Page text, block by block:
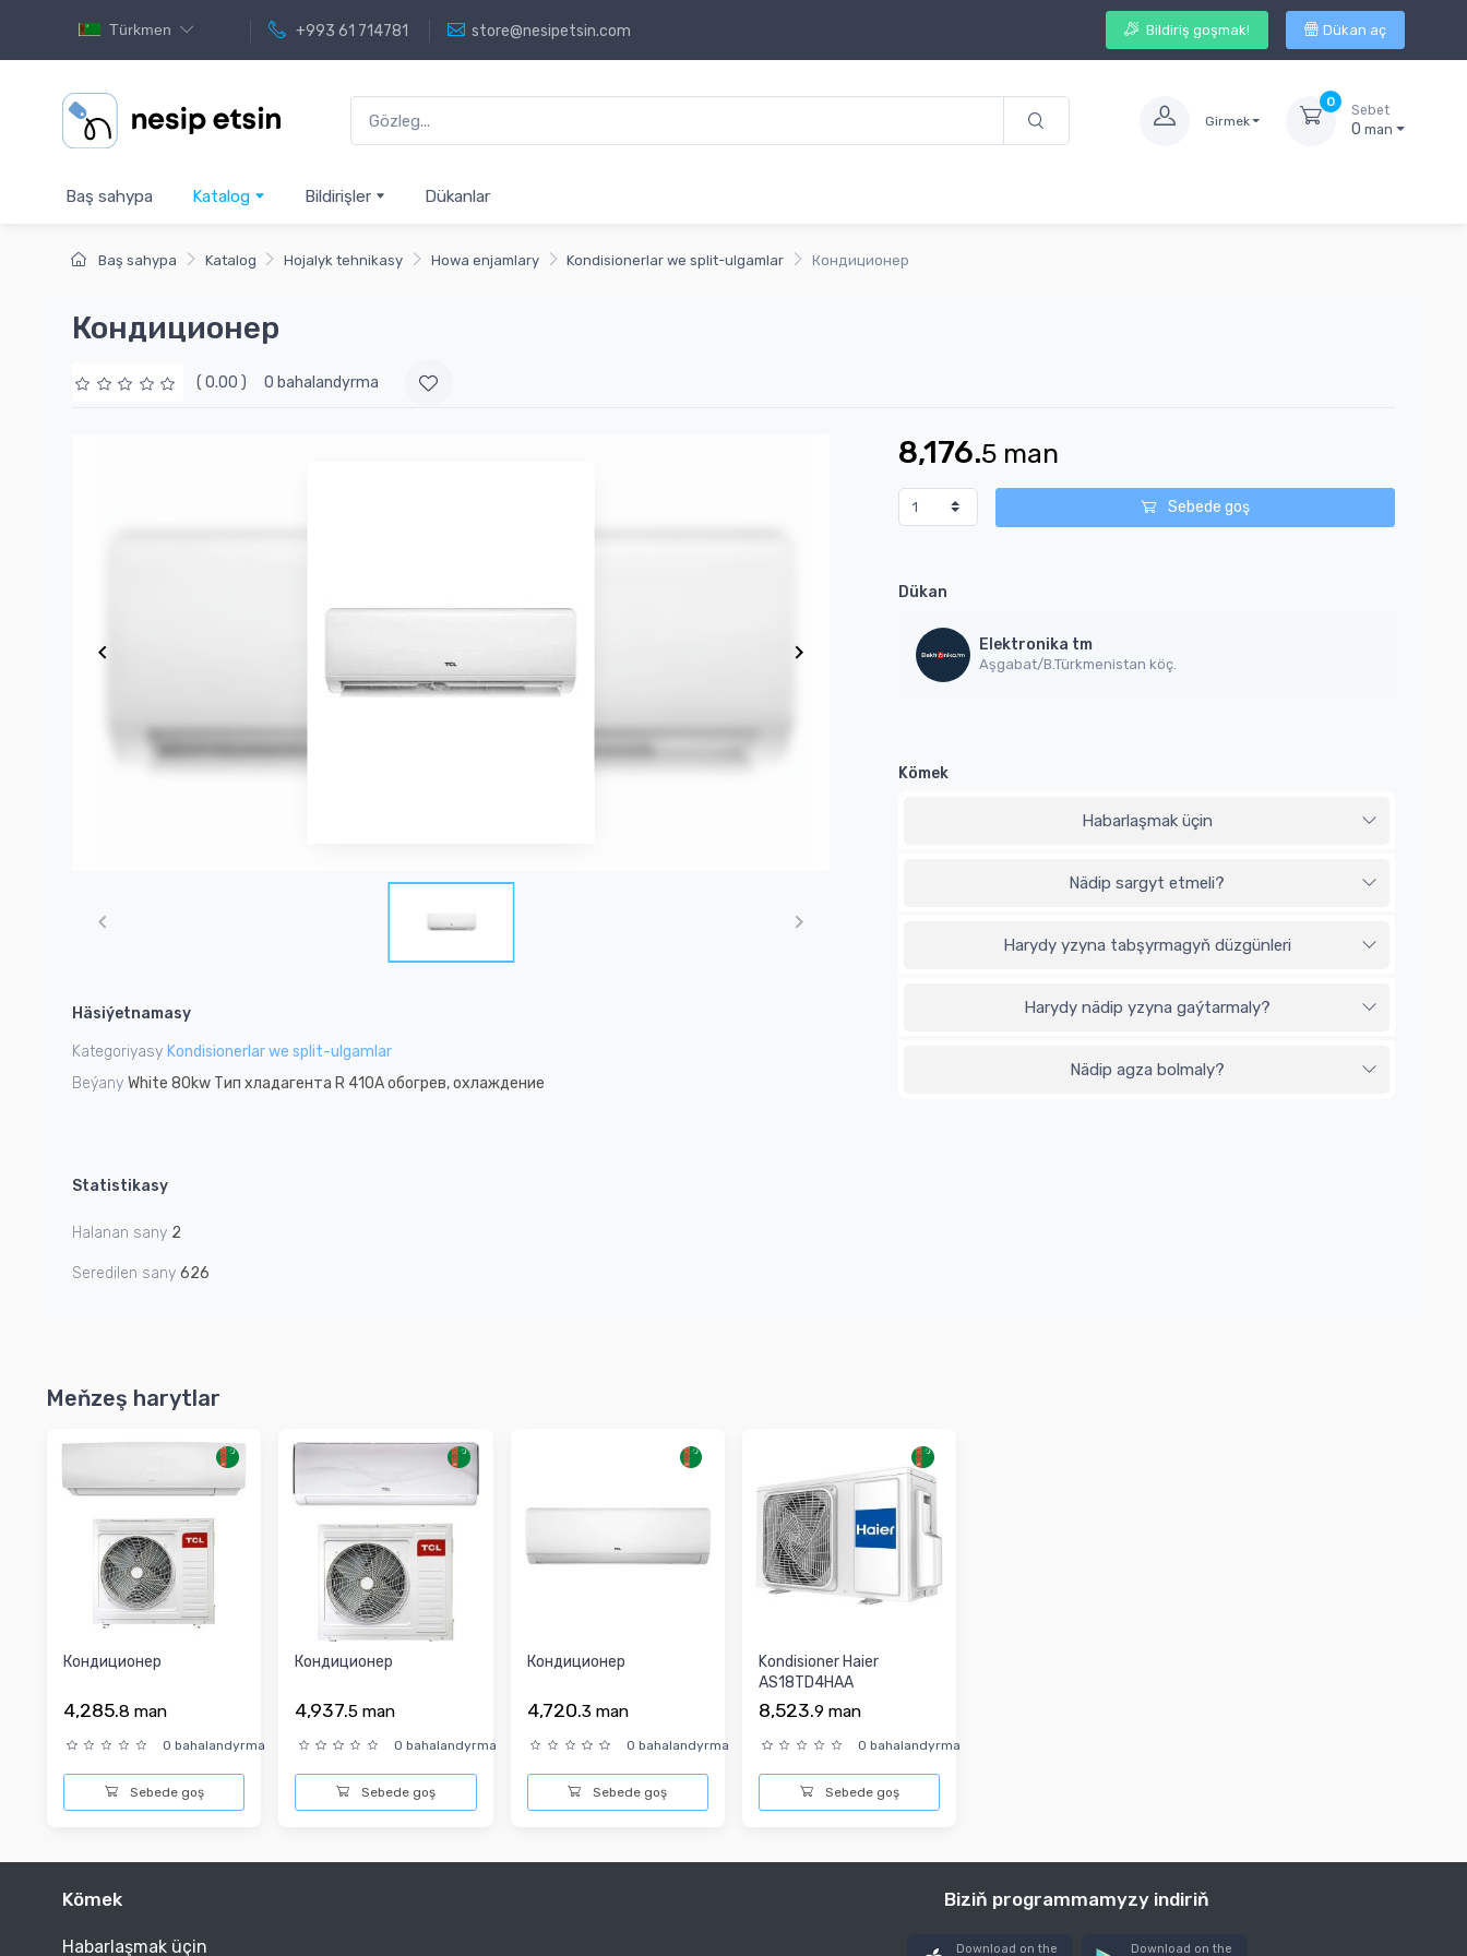
Türkmen +993 61 714781 store@nesipetsin.com Bildiriş goşmak! Dükan aç
Girmek
0
Sebet
0man
Baş sahypa Katalog Bildirişler Dükanlar
Baş sahypa Katalog Hojalyk tehnikasy Howa enjamlary Kondisionerlar we split-ulgamlar Кондиционер
Кондиционер
( 0.00 ) 0 bahalandyrma
1
Häsiýetnamasy
Kategoriyasy Kondisionerlar we split-ulgamlar
Beýany White 80kw Тип хладагента R 410A обогрев, охлаждение
Statistikasy
Halanan sany 2
Seredilen sany 626
8,176.5 man
Sebede goş
Dükan
Elektronika tm
Aşgabat/B.Türkmenistan köç.
Kömek
Habarlaşmak üçin
Nädip sargyt etmeli?
Harydy yzyna tabşyrmagyň düzgünleri
Harydy nädip yzyna gaýtarmaly?
Nädip agza bolmaly?
Meňzeş harytlar
Кондиционер
4,285.8 man
0 bahalandyrma
Sebede goş
Кондиционер
4,937.5 man
0 bahalandyrma
Sebede goş
Кондиционер
4,720.3 man
0 bahalandyrma
Sebede goş
Kondisioner Haier
AS18TD4HAA
8,523.9 man
0 bahalandyrma
Sebede goş
Kömek
Habarlaşmak üçin
Biziň programmamyzy indiriň
Download on the Download on the